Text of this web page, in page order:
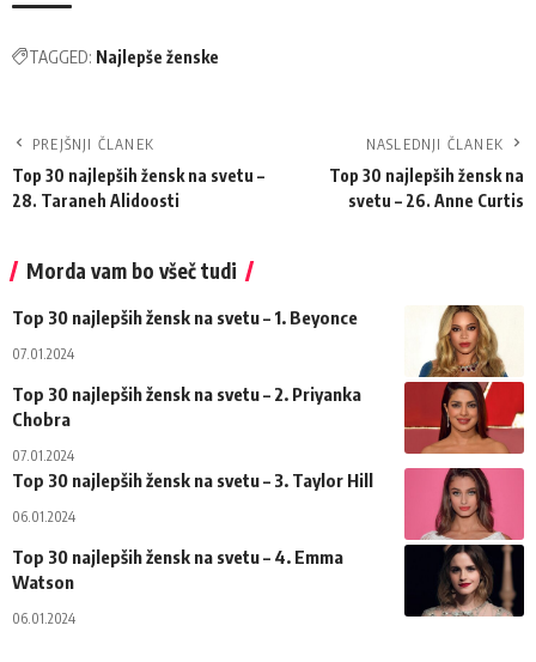
TAGGED: Najlepše ženske
PREJŠNJI ČLANEK
Top 30 najlepših žensk na svetu –
28. Taraneh Alidoosti
NASLEDNJI ČLANEK
Top 30 najlepših žensk na
svetu – 26. Anne Curtis
Morda vam bo všeč tudi
Top 30 najlepših žensk na svetu – 1. Beyonce
07.01.2024
Top 30 najlepših žensk na svetu – 2. Priyanka
Chobra
07.01.2024
Top 30 najlepših žensk na svetu – 3. Taylor Hill
06.01.2024
Top 30 najlepših žensk na svetu – 4. Emma
Watson
06.01.2024